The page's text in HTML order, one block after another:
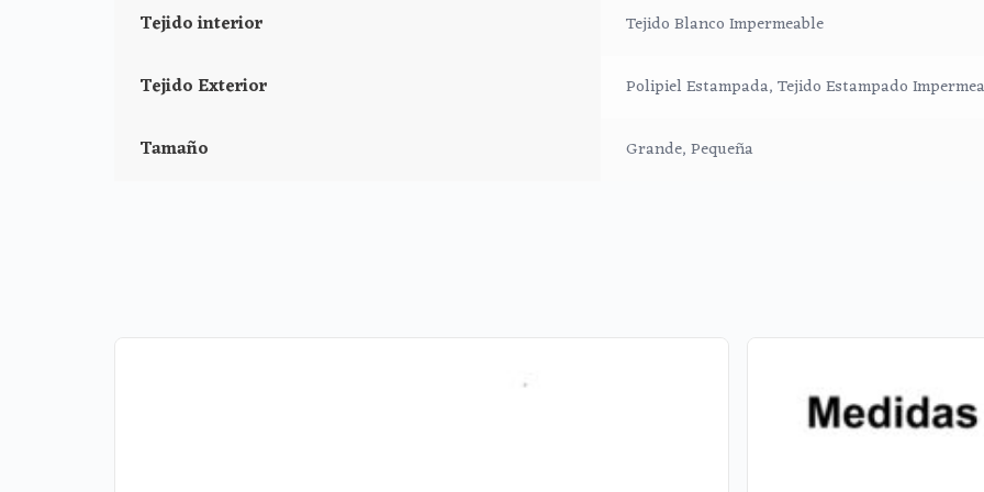
12 cms de lomo
Tejido interior Tejido Blanco Impermeable
Tejido Exterior Polipiel Estampada, Tejido Estampado
Tamaño Grande, Pequeña